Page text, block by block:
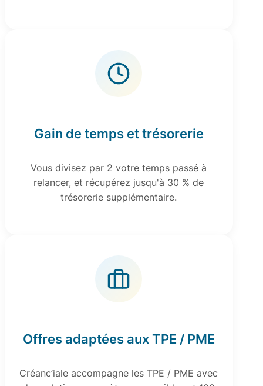
Gain de temps et trésorerie
Vous divisez par 2 votre temps passé à
relancer, et récupérez jusqu'à 30 % de
trésorerie supplémentaire.
Offres adaptées aux TPE / PME
Créanc’iale accompagne les TPE / PME avec